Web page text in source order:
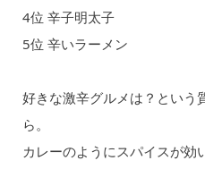
4位 辛子明太子
5位 辛いラーメン
好きな激辛グルメは？という
ら。
カレーのようにスパイスが効